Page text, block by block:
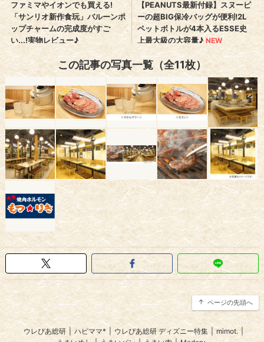
この記事の写真一覧（全11枚）
ページの先頭へ
ウレぴあ総研 | ハピママ* | ウレぴあ総研 ディズニー特集 mimot.